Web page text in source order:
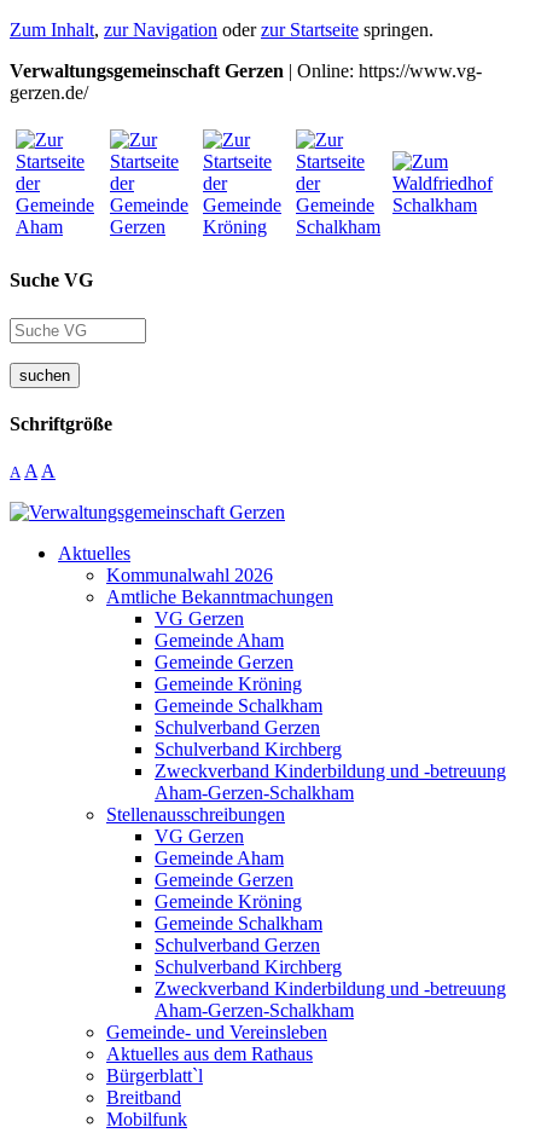
Zum Inhalt, zur Navigation oderzur Startseite springen.
Verwaltungsgemeinschaft Gerzen | Online: https://www.vg-
gerzen.de/
Suche VG
suchen
Schriftgröße
A A A
Aktuelles
Kommunalwahl 2026
Amtliche Bekanntmachungen
VG Gerzen
Gemeinde Aham
Gemeinde Gerzen
Gemeinde Kröning
Gemeinde Schalkham
Schulverband Gerzen
Schulverband Kirchberg
Zweckverband Kinderbildung und -betreuung
Aham-Gerzen-Schalkham
Stellenausschreibungen
VG Gerzen
Gemeinde Aham
Gemeinde Gerzen
Gemeinde Kröning
Gemeinde Schalkham
Schulverband Gerzen
Schulverband Kirchberg
Zweckverband Kinderbildung und -betreuung
Aham-Gerzen-Schalkham
Gemeinde- und Vereinsleben
Aktuelles aus dem Rathaus
Bürgerblatt`l
Breitband
Mobilfunk